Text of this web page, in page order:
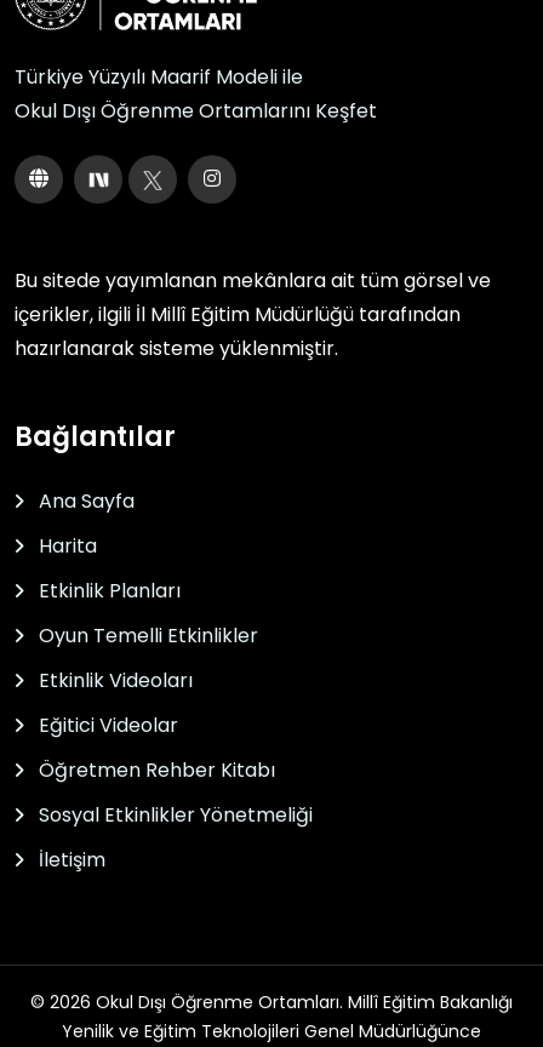
Türkiye Yüzyılı Maarif Modeli ile
Okul Dışı Öğrenme Ortamlarını Keşfet
Bu sitede yayımlanan mekânlara ait tüm görsel ve
içerikler, ilgili İl Millî Eğitim Müdürlüğü tarafından
hazırlanarak sisteme yüklenmiştir.
Bağlantılar
Ana Sayfa
Harita
Etkinlik Planları
Oyun Temelli Etkinlikler
Etkinlik Videoları
Eğitici Videolar
Öğretmen Rehber Kitabı
Sosyal Etkinlikler Yönetmeliği
İletişim
© 2026 Okul Dışı Öğrenme Ortamları. Millî Eğitim Bakanlığı
Yenilik ve Eğitim Teknolojileri Genel Müdürlüğünce